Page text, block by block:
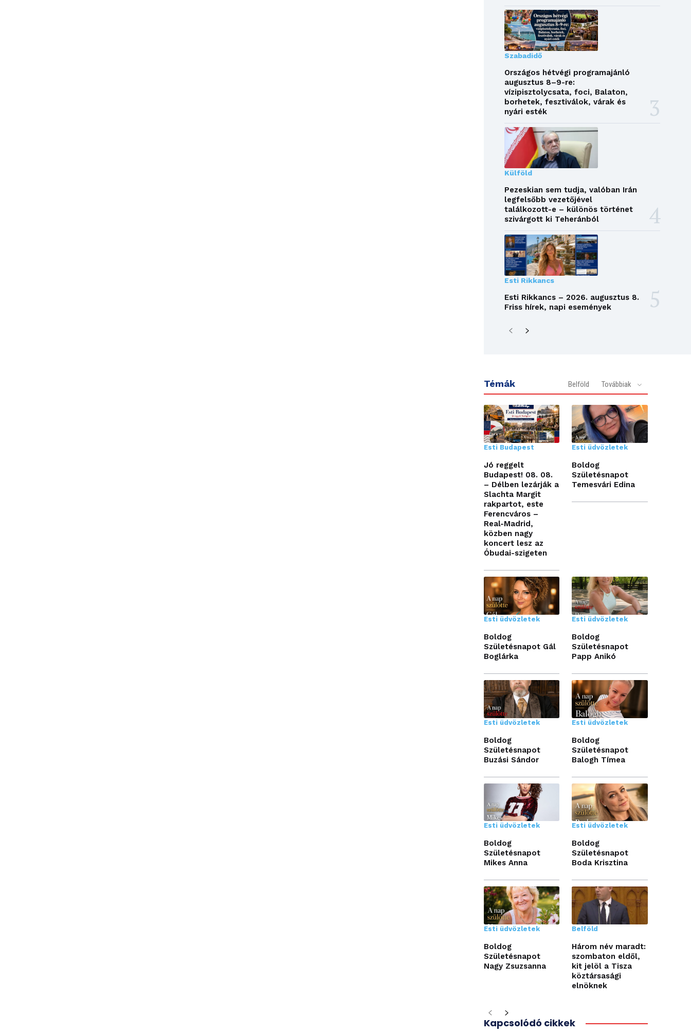
Szabadidő
Országos hétvégi programajánló
augusztus 8–9-re:
vízipisztolycsata, foci, Balaton,
borhetek, fesztiválok, várak és
nyári esték
Külföld
Pezeskian sem tudja, valóban Irán
legfelsőbb vezetőjével
találkozott-e – különös történet
szivárgott ki Teheránból
Esti Rikkancs
Esti Rikkancs – 2026. augusztus 8.
Friss hírek, napi események
Témák Belföld Továbbiak
Esti Budapest
Jó reggelt
Budapest! 08. 08.
– Délben lezárják a
Slachta Margit
rakpartot, este
Ferencváros –
Real-Madrid,
közben nagy
koncert lesz az
Óbudai-szigeten
Esti üdvözletek
Boldog
Születésnapot
Temesvári Edina
Esti üdvözletek
Boldog
Születésnapot Gál
Boglárka
Esti üdvözletek
Boldog
Születésnapot
Papp Anikó
Esti üdvözletek
Boldog
Születésnapot
Buzási Sándor
Esti üdvözletek
Boldog
Születésnapot
Balogh Tímea
Esti üdvözletek
Boldog
Születésnapot
Mikes Anna
Esti üdvözletek
Boldog
Születésnapot
Boda Krisztina
Esti üdvözletek
Boldog
Születésnapot
Nagy Zsuzsanna
Belföld
Három név maradt:
szombaton eldől,
kit jelöl a Tisza
köztársasági
elnöknek
Kapcsolódó cikkek